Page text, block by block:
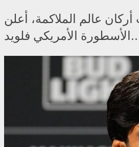
عالم الملاكمة، أعلن
فلويد...